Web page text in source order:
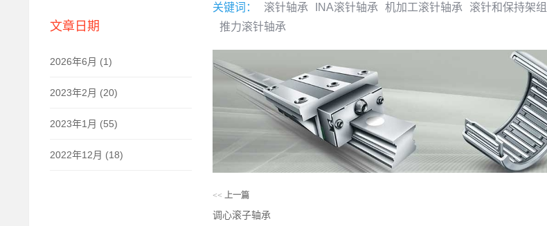
文章日期
2026年6月 (1)
2023年2月 (20)
2023年1月 (55)
2022年12月 (18)
关键词：
滚针轴承 INA滚针轴承 机加工滚针轴承 滚针和保持架
推力滚针轴承
<< 上一篇
调心滚子轴承